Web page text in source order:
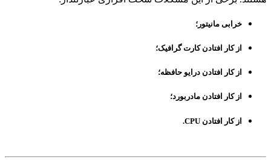
خرابی مانیتور؛
از کار افتادن کارت گرافیک؛
از کار افتادن درایو حافظه؛
از کار افتادن مادربورد؛
از کار افتادن CPU.